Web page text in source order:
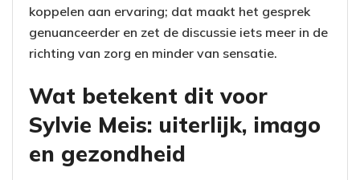
koppelen aan ervaring; dat maakt het gesprek
genuanceerder en zet de discussie iets meer in de
richting van zorg en minder van sensatie.
Wat betekent dit voor
Sylvie Meis: uiterlijk, imago
en gezondheid